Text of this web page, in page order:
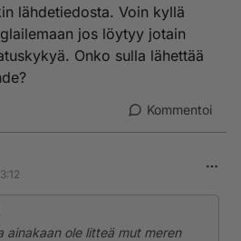
lähdetiedosta. Voin kyllä
jos löytyy jotain
Onko sulla lähettää
Kommentoi
ainakaan ole litteä mut meren